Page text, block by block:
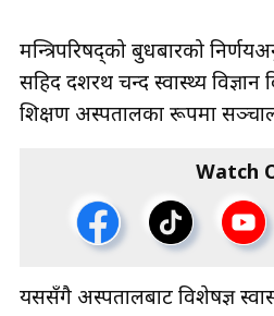
मन्त्रिपरिषद्को बुधबारको
सहिद दशरथ चन्द स्वास्थ्य विज्ञान
शिक्षण अस्पतालका रूपमा
Watch
यससँगै अस्पतालबाट विशेषज्ञ